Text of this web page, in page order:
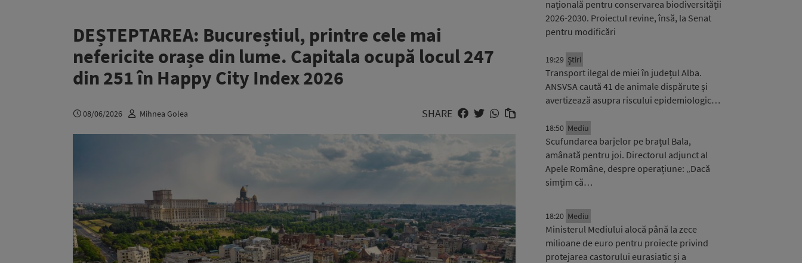
DEȘTEPTAREA: Bucureștiul, printre cele mai
nefericite orașe din lume. Capitala ocupă locul 247
din 251 în Happy City Index 2026
08/06/2026 Mihnea Golea SHARE
națională pentru conservarea biodiversității
2026-2030. Proiectul revine, însă, la Senat
pentru modificări
19:29 Știri
Transport ilegal de miei în județul Alba.
ANSVSA caută 41 de animale dispărute și
avertizează asupra riscului epidemiologic…
18:50 Mediu
Scufundarea barjelor pe brațul Bala,
amânată pentru joi. Directorul adjunct al
Apele Române, despre operațiune: „Dacă
simțim că…
18:20 Mediu
Ministerul Mediului alocă până la zece
milioane de euro pentru proiecte privind
protejarea castorului eurasiatic și a